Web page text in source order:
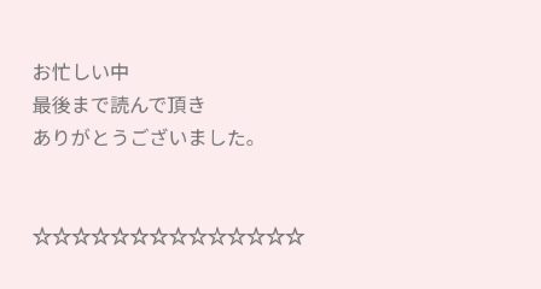
お忙しい中
最後まで読んで頂き
ありがとうございました。
☆☆☆☆☆☆☆☆☆☆☆☆☆☆